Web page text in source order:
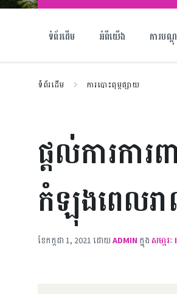
ទំព័រដើម អំពីយើង ការបណ្
ទំព័រដើម ការបោះពុម្ពផ្សាយ
ផ្តល់ការការ
កំឡុងពេលរ
ខែ​កក្កដា 1, 2021 ដោយADMIN ក្នុង សមា្ភរ